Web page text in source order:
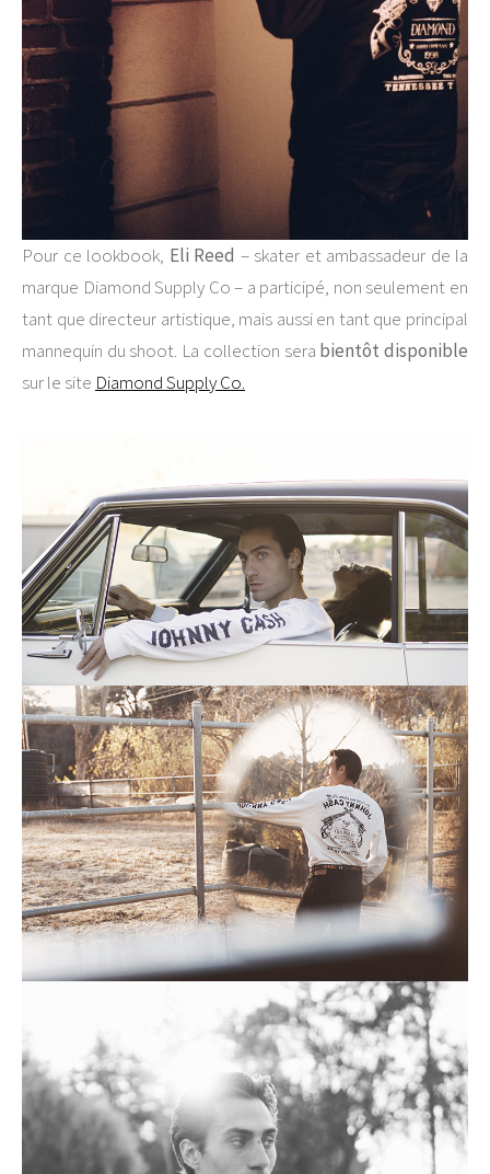
Pour ce lookbook, Eli Reed – skater et ambassadeur de la
marque Diamond Supply Co – a participé, non seulement en
tant que directeur artistique, mais aussi en tant que principal
mannequin du shoot. La collection sera bientôt disponible
sur le site Diamond Supply Co.